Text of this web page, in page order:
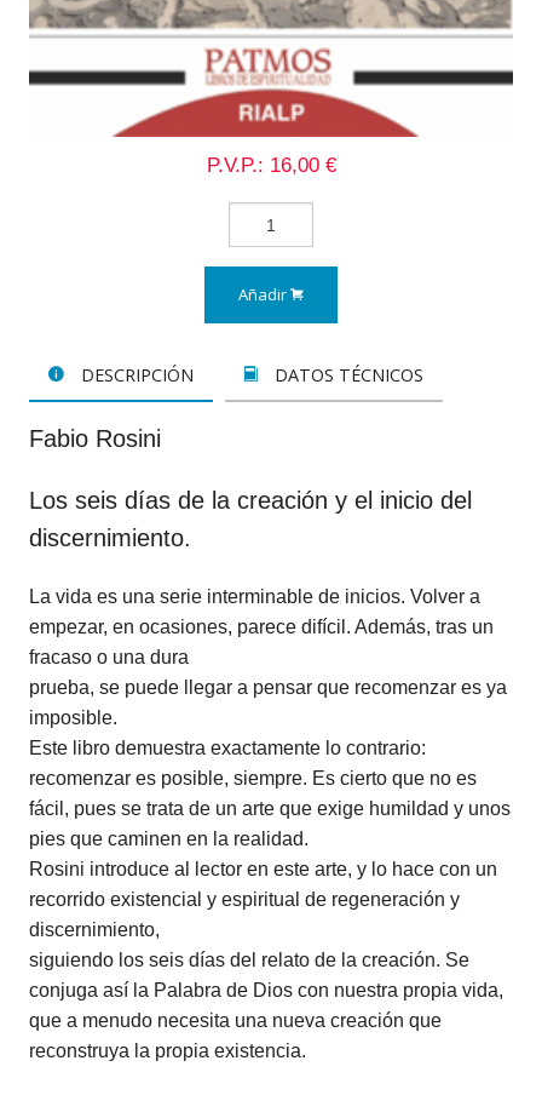
P.V.P.: 16,00 €
Añadir
DESCRIPCIÓN DATOS TÉCNICOS
Fabio Rosini
Los seis días de la creación y el inicio del
discernimiento.
La vida es una serie interminable de inicios. Volver a
empezar, en ocasiones, parece difícil. Además, tras un
fracaso o una dura
prueba, se puede llegar a pensar que recomenzar es ya
imposible.
Este libro demuestra exactamente lo contrario:
recomenzar es posible, siempre. Es cierto que no es
fácil, pues se trata de un arte que exige humildad y unos
pies que caminen en la realidad.
Rosini introduce al lector en este arte, y lo hace con un
recorrido existencial y espiritual de regeneración y
discernimiento,
siguiendo los seis días del relato de la creación. Se
conjuga así la Palabra de Dios con nuestra propia vida,
que a menudo necesita una nueva creación que
reconstruya la propia existencia.